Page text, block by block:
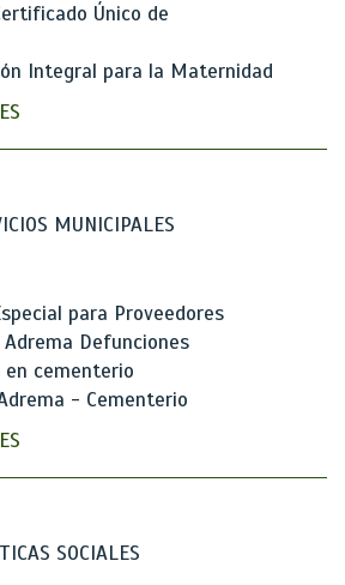
Único de
Integral para la Maternidad
MUNICIPALES
para Proveedores
Defunciones
cementerio
- Cementerio
SOCIALES